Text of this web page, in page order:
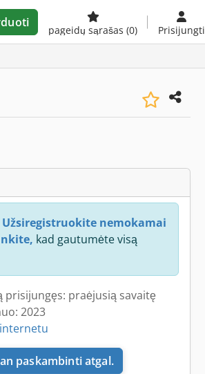
pageidų sąrašas (0) Prisijungti
Užsiregistruokite nemokamai
kad gautumėte visą
prisijungęs: praėjusią savaitę
2023
paskambinti atgal.